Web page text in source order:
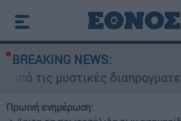
BREAKING NEWS:
διαπραγματεύσεις και
Πρωινή ενημέρωση: